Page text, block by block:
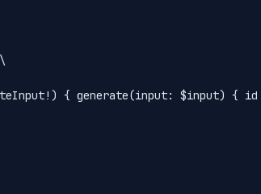
{ generate(input: $input) {